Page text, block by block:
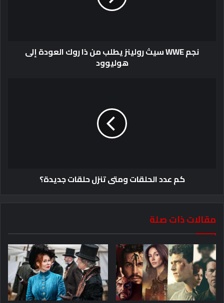
نجم WWE سيث رولينز يطلب من ذا روك العودة إلى
هوليوود
كم عدد الحلقات ومتى تنزل حلقات جديدة؟
مقالات ذات صلة